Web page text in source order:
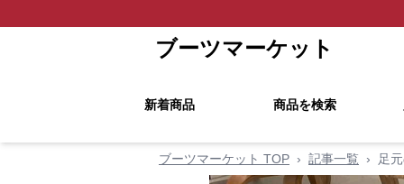
ブーツマーケット
新着商品 商品を検索
ブーツマーケット TOP › 記事一覧 › 足